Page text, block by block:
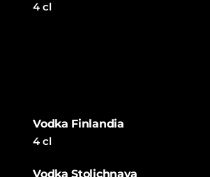
4 cl
Vodka Finlandia
4 cl
Vodka Stolichnaya